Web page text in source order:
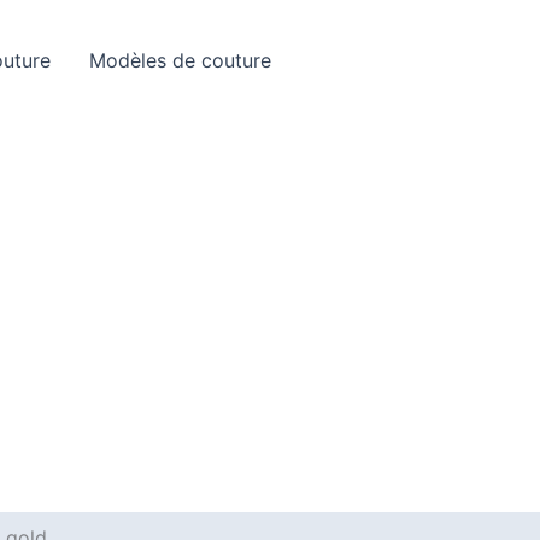
Modèles de couture